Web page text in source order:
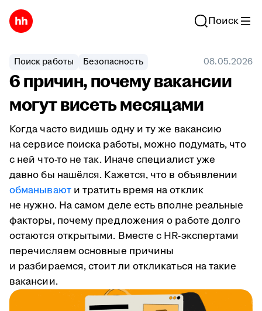
Поиск
Поиск работы Безопасность 08.05.2026
6 причин, почему вакансии
могут висеть месяцами
Когда часто видишь одну и ту же вакансию
на сервисе поиска работы, можно подумать, что
с ней что-то не так. Иначе специалист уже
давно бы нашёлся. Кажется, что в объявлении
обманываюти тратить время на отклик
не нужно. На самом деле есть вполне реальные
факторы, почему предложения о работе долго
остаются открытыми. Вместе с HR-экспертами
перечисляем основные причины
и разбираемся, стоит ли откликаться на такие
вакансии.